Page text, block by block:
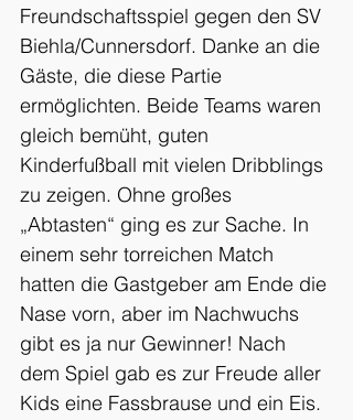
Freundschaftsspiel gegen den SV
Biehla/Cunnersdorf. Danke an die
Gäste, die diese Partie
ermöglichten. Beide Teams waren
gleich bemüht, guten
Kinderfußball mit vielen Dribblings
zu zeigen. Ohne großes
„Abtasten“ ging es zur Sache. In
einem sehr torreichen Match
hatten die Gastgeber am Ende die
Nase vorn, aber im Nachwuchs
gibt es ja nur Gewinner! Nach
dem Spiel gab es zur Freude aller
Kids eine Fassbrause und ein Eis.